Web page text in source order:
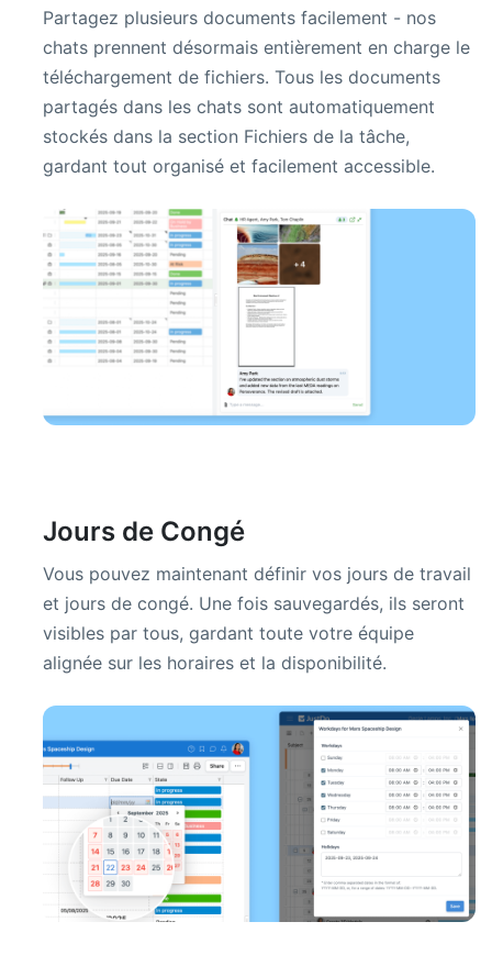
Partagez plusieurs documents facilement - nos
chats prennent désormais entièrement en charge le
téléchargement de fichiers. Tous les documents
partagés dans les chats sont automatiquement
stockés dans la section Fichiers de la tâche,
gardant tout organisé et facilement accessible.
Jours de Congé
Vous pouvez maintenant définir vos jours de travail
et jours de congé. Une fois sauvegardés, ils seront
visibles par tous, gardant toute votre équipe
alignée sur les horaires et la disponibilité.